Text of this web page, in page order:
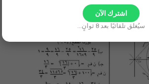
اشترك الآن
سيُغلق تلقائيًا بعد7 ثوانٍ...